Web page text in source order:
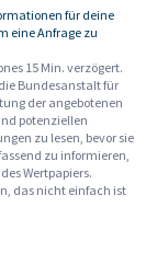
für deine
eine Anfrage zu
15 Min. verzögert.
Bundesanstalt für
der angebotenen
potenziellen
zu lesen, bevor sie
zu informieren,
Wertpapiers.
das nicht einfach ist